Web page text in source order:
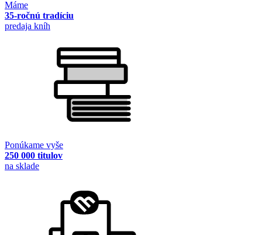
Máme
35-ročnú tradíciu
predaja kníh
Ponúkame vyše
250 000 titulov
na sklade